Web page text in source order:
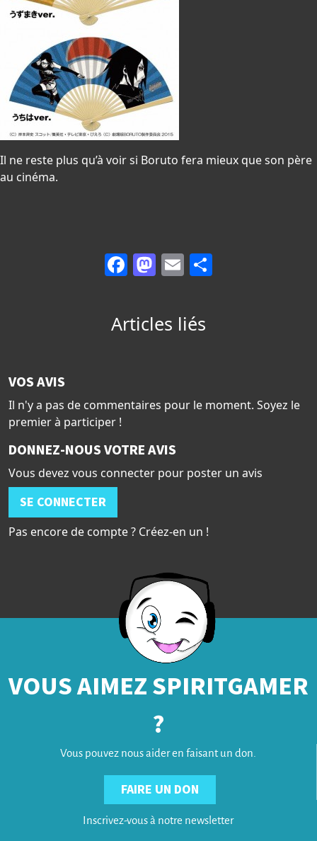
Il ne reste plus qu’à voir si Boruto fera mieux que son père
au cinéma.
Facebook
Mastodon
Email
Articles liés
VOS AVIS
Il n'y a pas de commentaires pour le moment. Soyez le
premier à participer !
DONNEZ-NOUS VOTRE AVIS
Vous devez vous connecter pour poster un avis
SE CONNECTER
Pas encore de compte ? Créez-en un !
VOUS AIMEZ SPIRITGAMER
?
Vous pouvez nous aider en faisant un don.
FAIRE UN DON
Inscrivez-vous à notre newsletter